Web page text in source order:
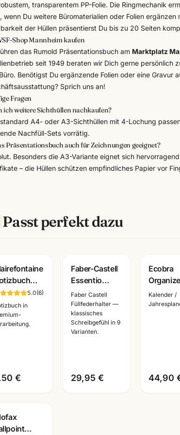
transparentem PP-Folie. Die Ringmechanik
wenn Du weitere Büromaterialien oder Folien
der Hüllen präsentierst Du bis zu 20 Seiten
Shop Mannheim kaufen
das Rumold Präsentationsbuch am Marktplatz
seit 1949 beraten wir Dich gerne persönlich
Benötigst Du ergänzende Folien oder eine Gravur
? Sprich uns an!
Fragen
ich weitere Sichthüllen nachkaufen?
A4- oder A3-Sichthüllen mit 4-Lochung
Nachfüll-Sets vorrätig.
Präsentationsbuch auch für Zeichnungen geeignet?
Besonders die A3-Variante eignet sich
– die Hüllen schützen empfindliches Papier vor
Passt perfekt dazu
schwarz
A5 ·
5.0(6)
in
€
Faber-Castell
Essentio
Aluminium
Schreibset ·
Füller + Roller
+ Kuli ·
Faber Castell
Füllfederhalter —
klassisches
Schreibgefühl in 9
Varianten.
29,95 €
Ecobra
· Echtes
Kalender /
44,90